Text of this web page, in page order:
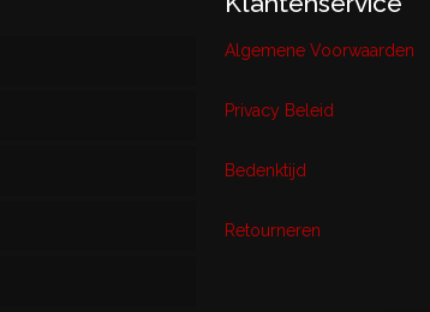
Algemene Voorwaarden
Privacy Beleid
Bedenktijd
Retourneren